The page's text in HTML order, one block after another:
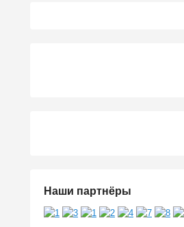
Наши партнёры